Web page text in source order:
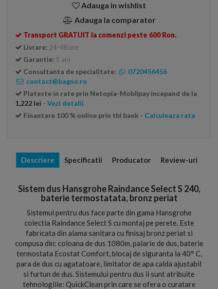
Adauga in wishlist
Adauga la comparator
Transport GRATUIT la comenzi peste 600 Ron.
Livrare: 24-48 ore
Garantie: 5 ani
Consultanta de specialitate:
0720456456
contact@bagno.ro
Plateste in rate prin Netopia-Mobilpay incepand de la
1,222 lei - Vezi detalii
Finantare 100 % online prin tbi bank - Calculeaza rata
Descriere Specificatii Producator Review-uri
Sistem dus Hansgrohe Raindance Select S 240,
baterie termostatata, bronz periat
Sistemul pentru dus face parte din gama Hansgrohe
colectia Raindance Select S cu montaj pe perete. Este
fabricata din alama sanitara cu finisaj bronz periat si
compusa din: coloana de dus 1080m, palarie de dus, baterie
termostata Ecostat Comfort, blocaj de siguranta la 40° C,
para de dus cu agatatoare, limitator de apa calda ajustabil
si furtun de dus. Sistemului pentru dus ii sunt atribuite
tehnologiile: QuickClean prin care se ofera o curatare